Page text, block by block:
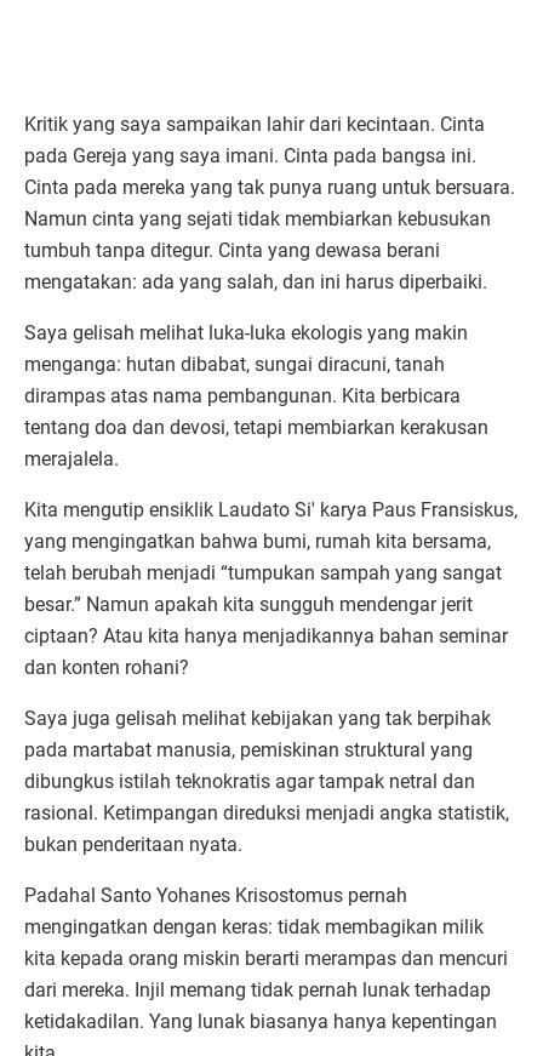
Kritik yang saya sampaikan lahir dari kecintaan. Cinta
pada Gereja yang saya imani. Cinta pada bangsa ini.
Cinta pada mereka yang tak punya ruang untuk bersuara.
Namun cinta yang sejati tidak membiarkan kebusukan
tumbuh tanpa ditegur. Cinta yang dewasa berani
mengatakan: ada yang salah, dan ini harus diperbaiki.
Saya gelisah melihat luka-luka ekologis yang makin
menganga: hutan dibabat, sungai diracuni, tanah
dirampas atas nama pembangunan. Kita berbicara
tentang doa dan devosi, tetapi membiarkan kerakusan
merajalela.
Kita mengutip ensiklik Laudato Si' karya Paus Fransiskus,
yang mengingatkan bahwa bumi, rumah kita bersama,
telah berubah menjadi “tumpukan sampah yang sangat
besar.” Namun apakah kita sungguh mendengar jerit
ciptaan? Atau kita hanya menjadikannya bahan seminar
dan konten rohani?
Saya juga gelisah melihat kebijakan yang tak berpihak
pada martabat manusia, pemiskinan struktural yang
dibungkus istilah teknokratis agar tampak netral dan
rasional. Ketimpangan direduksi menjadi angka statistik,
bukan penderitaan nyata.
Padahal Santo Yohanes Krisostomus pernah
mengingatkan dengan keras: tidak membagikan milik
kita kepada orang miskin berarti merampas dan mencuri
dari mereka. Injil memang tidak pernah lunak terhadap
ketidakadilan. Yang lunak biasanya hanya kepentingan